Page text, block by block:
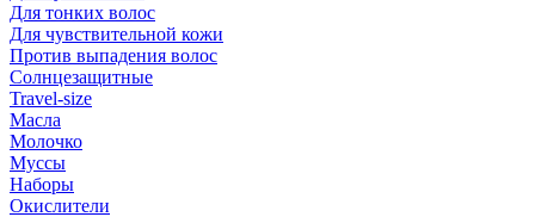
Для тонких волос
Для чувствительной кожи
Против выпадения волос
Солнцезащитные
Travel-size
Масла
Молочко
Муссы
Наборы
Окислители